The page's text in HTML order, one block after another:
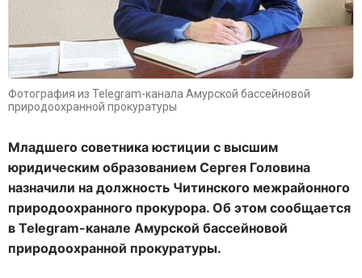
Фотография из Telegram-канала Амурской бассейновой
природоохранной прокуратуры
Младшего советника юстиции с высшим
юридическим образованием Сергея Головина
назначили на должность Читинского межрайонного
природоохранного прокурора. Об этом сообщается
в Telegram-канале Амурской бассейновой
природоохранной прокуратуры.